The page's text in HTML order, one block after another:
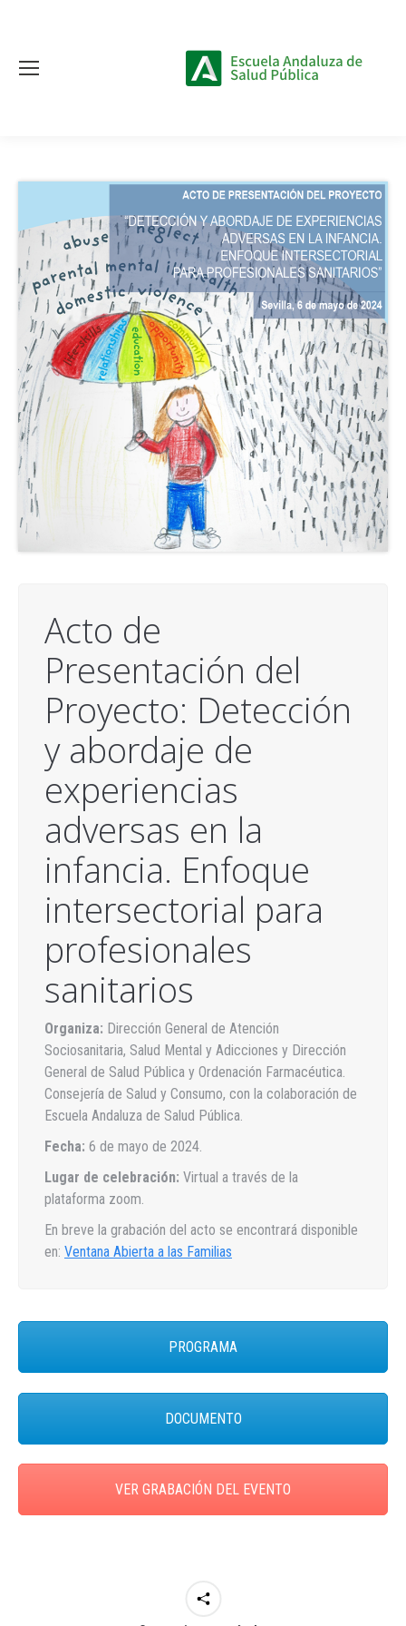
Acto de
Presentación del
Proyecto: Detección
y abordaje de
experiencias
adversas en la
infancia. Enfoque
intersectorial para
profesionales
sanitarios
Organiza: Dirección General de Atención
Sociosanitaria, Salud Mental y Adicciones y Dirección
General de Salud Pública y Ordenación Farmacéutica.
Consejería de Salud y Consumo, con la colaboración de
Escuela Andaluza de Salud Pública.
Fecha: 6 de mayo de 2024.
Lugar de celebración: Virtual a través de la
plataforma zoom.
En breve la grabación del acto se encontrará disponible
en: Ventana Abierta a las Familias
PROGRAMA
DOCUMENTO
VER GRABACIÓN DEL EVENTO